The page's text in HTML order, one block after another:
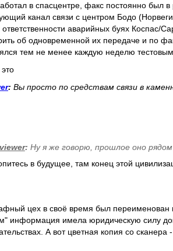
в спасцентре, факс постоянно был
канал связи с центром Бодо
ответственности аварийных буях
об одновременной их передаче и по
тем не менее каждую неделю
: Вы просто по средствам связи в
: Ну я же говорю, прошлое оно рядом
в будущее, там конец этой
цех в своё время был переименован
информация имела юридическую силу
А вот цветная копия со сканера -